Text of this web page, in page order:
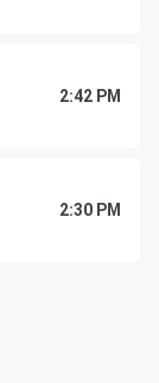
2:42 PM
2:30 PM